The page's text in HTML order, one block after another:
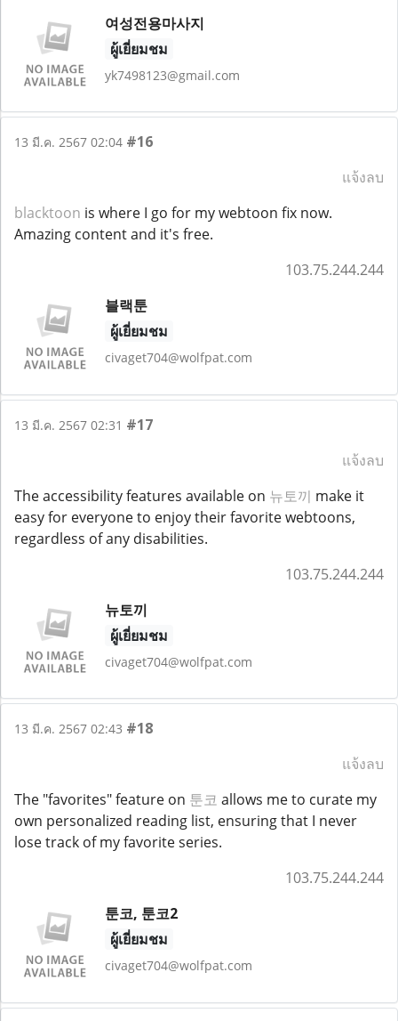
여성전용마사지
ผู้เยี่ยมชม
yk7498123@gmail.com
13 มี.ค. 2567 02:04 #16
แจ้งลบ
blacktoon is where I go for my webtoon fix now.
Amazing content and it's free.
103.75.244.244
블랙툰
ผู้เยี่ยมชม
civaget704@wolfpat.com
13 มี.ค. 2567 02:31 #17
แจ้งลบ
The accessibility features available on 뉴토끼 make it
easy for everyone to enjoy their favorite webtoons,
regardless of any disabilities.
103.75.244.244
뉴토끼
ผู้เยี่ยมชม
civaget704@wolfpat.com
13 มี.ค. 2567 02:43 #18
แจ้งลบ
The "favorites" feature on 툰코 allows me to curate my
own personalized reading list, ensuring that I never
lose track of my favorite series.
103.75.244.244
툰코, 툰코2
ผู้เยี่ยมชม
civaget704@wolfpat.com